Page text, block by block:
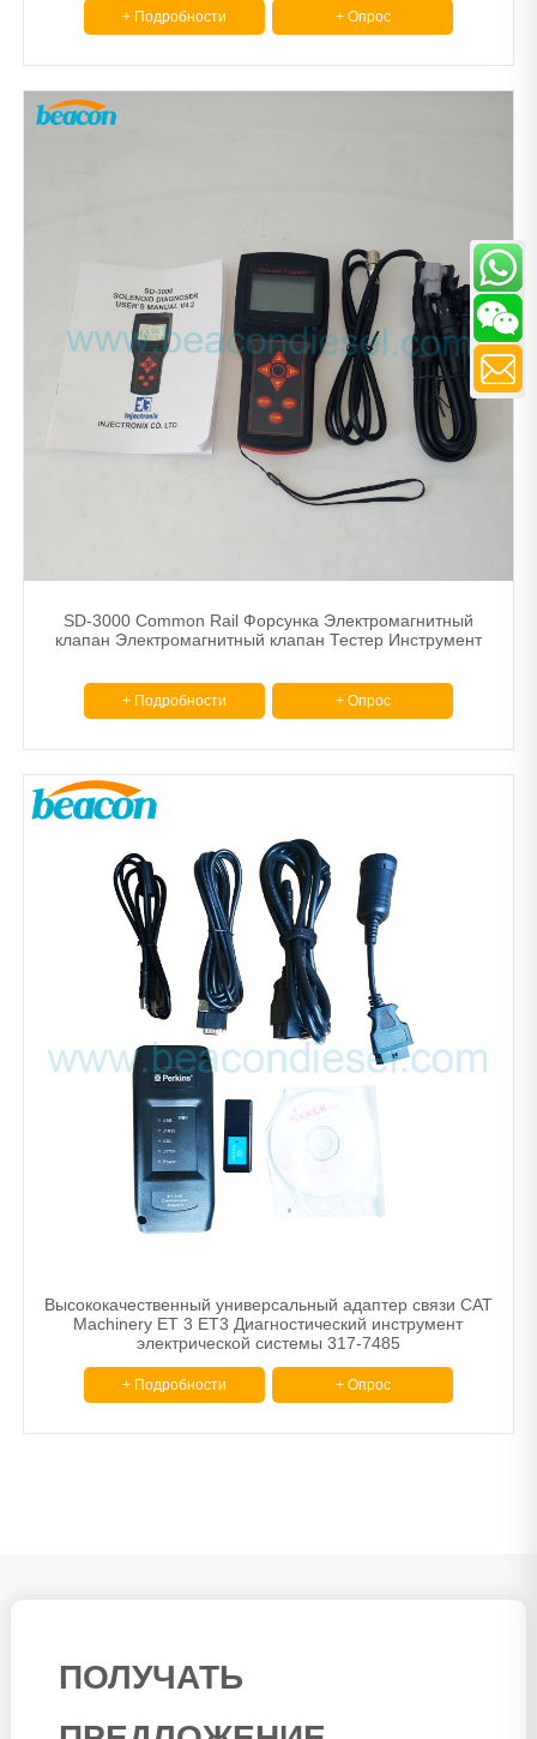
+ Подробности + Опрос
SD-3000 Common Rail Форсунка Электромагнитный
клапан Электромагнитный клапан Тестер Инструмент
+ Подробности + Опрос
Высококачественный универсальный адаптер связи CAT
Machinery ET 3 ET3 Диагностический инструмент
электрической системы 317-7485
+ Подробности + Опрос
ПОЛУЧАТЬ